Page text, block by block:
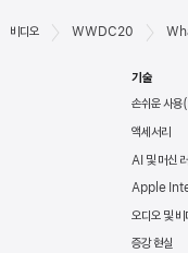
비디오 WWDC20
기술
손쉬운 사용
액세서리
AI 및 머신
Apple
오디오 및 비
증강 현실